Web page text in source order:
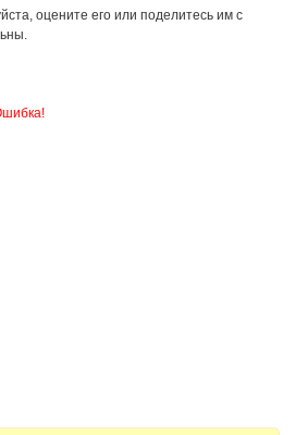
оцените его или поделитесь им с